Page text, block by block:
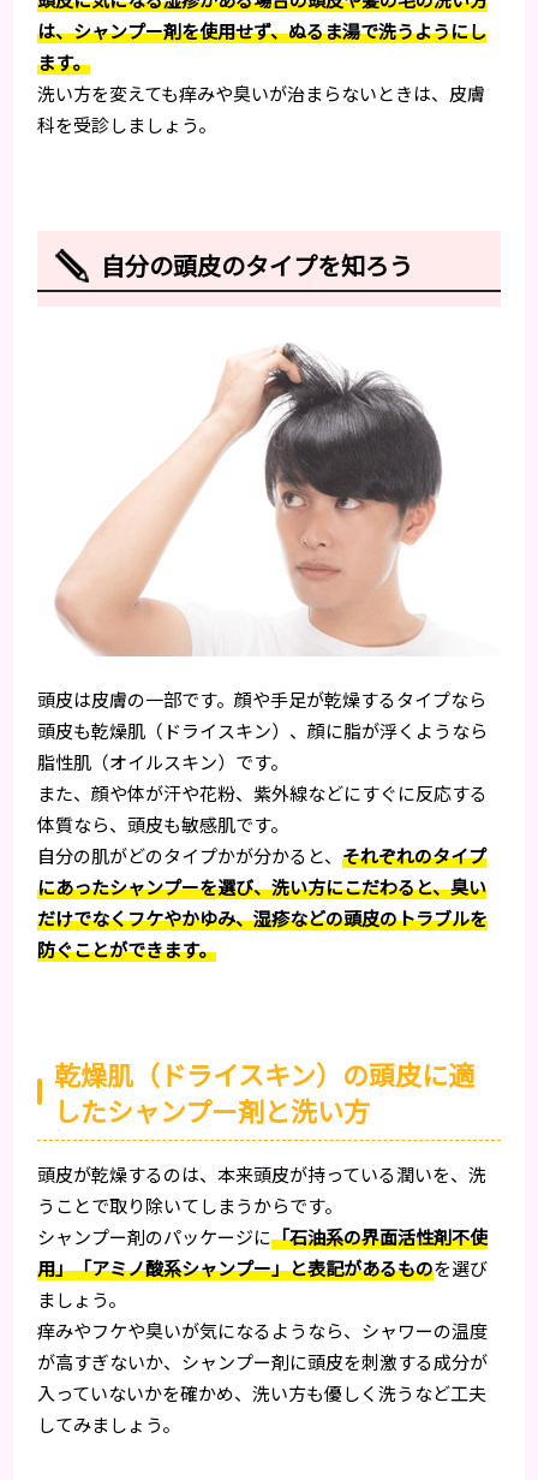
は、シャンプー剤を使用せず、ぬるま湯で洗うようにし
ます。
洗い方を変えても痒みや臭いが治まらないときは、皮膚
科を受診しましょう。
自分の頭皮のタイプを知ろう
頭皮は皮膚の一部です。顔や手足が乾燥するタイプなら
頭皮も乾燥肌（ドライスキン）、顔に脂が浮くようなら
脂性肌（オイルスキン）です。
また、顔や体が汗や花粉、紫外線などにすぐに反応する
体質なら、頭皮も敏感肌です。
自分の肌がどのタイプかが分かると、それぞれのタイプ
にあったシャンプーを選び、洗い方にこだわると、臭い
だけでなくフケやかゆみ、湿疹などの頭皮のトラブルを
防ぐことができます。
乾燥肌（ドライスキン）の頭皮に適
したシャンプー剤と洗い方
頭皮が乾燥するのは、本来頭皮が持っている潤いを、洗
うことで取り除いてしまうからです。
シャンプー剤のパッケージに「石油系の界面活性剤不使
用」「アミノ酸系シャンプー」と表記があるものを選び
ましょう。
痒みやフケや臭いが気になるようなら、シャワーの温度
が高すぎないか、シャンプー剤に頭皮を刺激する成分が
入っていないかを確かめ、洗い方も優しく洗うなど工夫
してみましょう。